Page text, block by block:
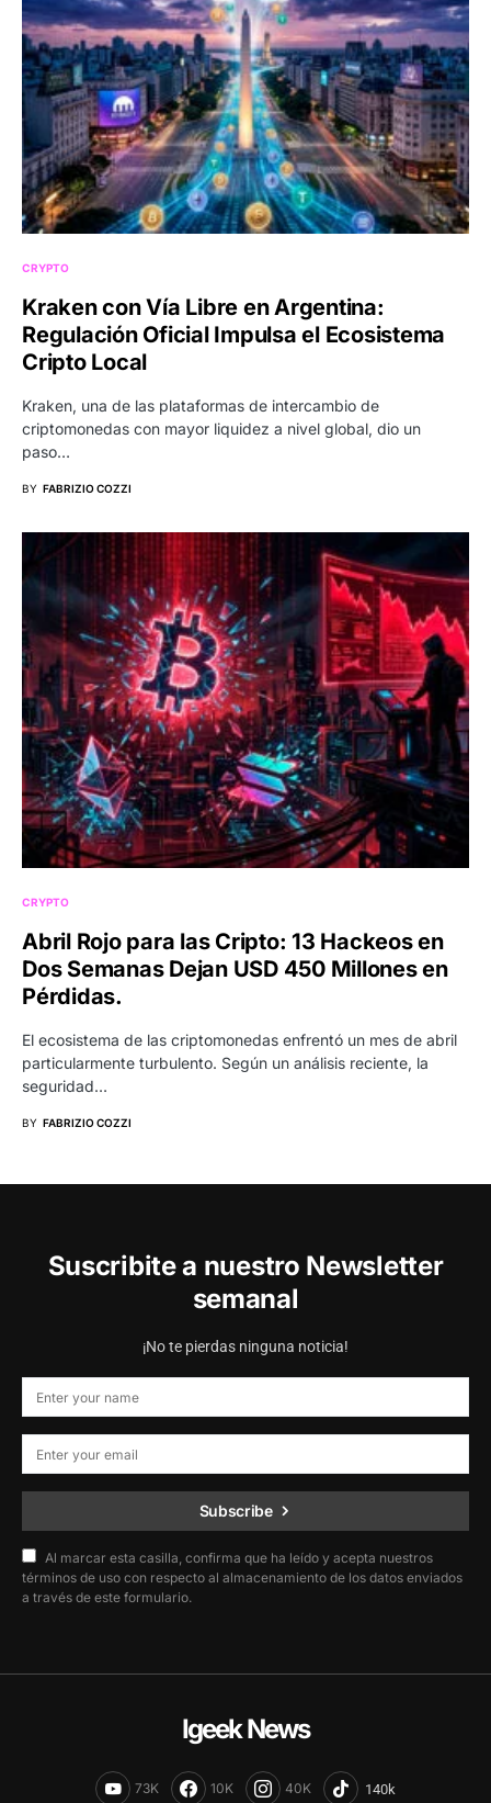
CRYPTO
Kraken con Vía Libre en Argentina:
Regulación Oficial Impulsa el Ecosistema
Cripto Local
Kraken, una de las plataformas de intercambio de
criptomonedas con mayor liquidez a nivel global, dio un
paso…
BY FABRIZIO COZZI
CRYPTO
Abril Rojo para las Cripto: 13 Hackeos en
Dos Semanas Dejan USD 450 Millones en
Pérdidas.
El ecosistema de las criptomonedas enfrentó un mes de abril
particularmente turbulento. Según un análisis reciente, la
seguridad…
BY FABRIZIO COZZI
Suscribite a nuestro Newsletter
semanal
¡No te pierdas ninguna noticia!
Subscribe
Al marcar esta casilla, confirma que ha leído y acepta nuestros
términos de uso con respecto al almacenamiento de los datos enviados
a través de este formulario.
Igeek News
73K 10K 40K